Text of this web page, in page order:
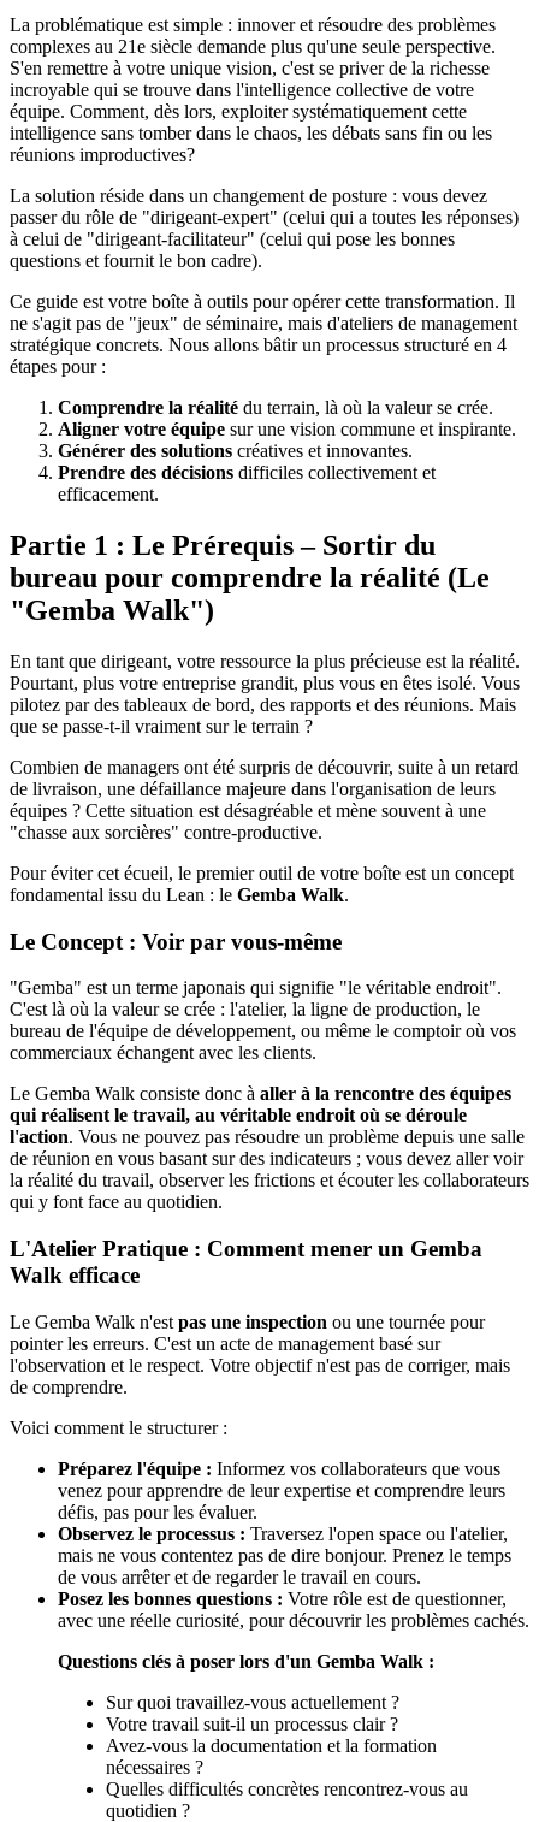
La problématique est simple : innover et résoudre des problèmes
complexes au 21e siècle demande plus qu'une seule perspective.
S'en remettre à votre unique vision, c'est se priver de la richesse
incroyable qui se trouve dans l'intelligence collective de votre
équipe. Comment, dès lors, exploiter systématiquement cette
intelligence sans tomber dans le chaos, les débats sans fin ou les
réunions improductives?
La solution réside dans un changement de posture : vous devez
passer du rôle de "dirigeant-expert" (celui qui a toutes les réponses)
à celui de "dirigeant-facilitateur" (celui qui pose les bonnes
questions et fournit le bon cadre).
Ce guide est votre boîte à outils pour opérer cette transformation. Il
ne s'agit pas de "jeux" de séminaire, mais d'ateliers de management
stratégique concrets. Nous allons bâtir un processus structuré en 4
étapes pour :
Comprendre la réalité du terrain, là où la valeur se crée.
Aligner votre équipe sur une vision commune et inspirante.
Générer des solutions créatives et innovantes.
Prendre des décisions difficiles collectivement et
efficacement.
Partie 1 : Le Prérequis – Sortir du
bureau pour comprendre la réalité (Le
"Gemba Walk")
En tant que dirigeant, votre ressource la plus précieuse est la réalité.
Pourtant, plus votre entreprise grandit, plus vous en êtes isolé. Vous
pilotez par des tableaux de bord, des rapports et des réunions. Mais
que se passe-t-il vraiment sur le terrain ?
Combien de managers ont été surpris de découvrir, suite à un retard
de livraison, une défaillance majeure dans l'organisation de leurs
équipes ? Cette situation est désagréable et mène souvent à une
"chasse aux sorcières" contre-productive.
Pour éviter cet écueil, le premier outil de votre boîte est un concept
fondamental issu du Lean : le Gemba Walk.
Le Concept : Voir par vous-même
"Gemba" est un terme japonais qui signifie "le véritable endroit".
C'est là où la valeur se crée : l'atelier, la ligne de production, le
bureau de l'équipe de développement, ou même le comptoir où vos
commerciaux échangent avec les clients.
Le Gemba Walk consiste donc à aller à la rencontre des équipes
qui réalisent le travail, au véritable endroit où se déroule
l'action. Vous ne pouvez pas résoudre un problème depuis une salle
de réunion en vous basant sur des indicateurs ; vous devez aller voir
la réalité du travail, observer les frictions et écouter les collaborateurs
qui y font face au quotidien.
L'Atelier Pratique : Comment mener un Gemba
Walk efficace
Le Gemba Walk n'est pas une inspection ou une tournée pour
pointer les erreurs. C'est un acte de management basé sur
l'observation et le respect. Votre objectif n'est pas de corriger, mais
de comprendre.
Voici comment le structurer :
Préparez l'équipe : Informez vos collaborateurs que vous
venez pour apprendre de leur expertise et comprendre leurs
défis, pas pour les évaluer.
Observez le processus : Traversez l'open space ou l'atelier,
mais ne vous contentez pas de dire bonjour. Prenez le temps
de vous arrêter et de regarder le travail en cours.
Posez les bonnes questions : Votre rôle est de questionner,
avec une réelle curiosité, pour découvrir les problèmes cachés.
Questions clés à poser lors d'un Gemba Walk :
Sur quoi travaillez-vous actuellement ?
Votre travail suit-il un processus clair ?
Avez-vous la documentation et la formation
nécessaires ?
Quelles difficultés concrètes rencontrez-vous au
quotidien ?